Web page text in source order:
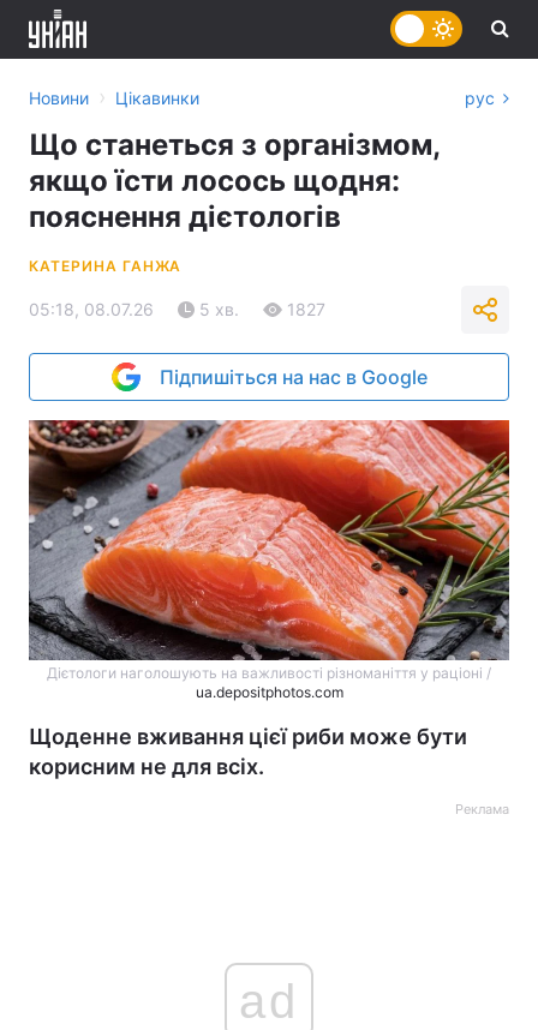
Новини › Цікавинки рус
Що станеться з організмом,
якщо їсти лосось щодня:
пояснення дієтологів
КАТЕРИНА ГАНЖА
05:18, 08.07.26 5 хв. 1827
Підпишіться на нас в Google
Дієтологи наголошують на важливості різноманіття у раціоні /
ua.depositphotos.com
Щоденне вживання цієї риби може бути
корисним не для всіх.
Реклама
ad